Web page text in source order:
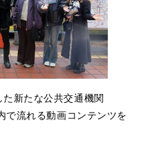
新たな公共交通機関
で流れる動画コンテンツを